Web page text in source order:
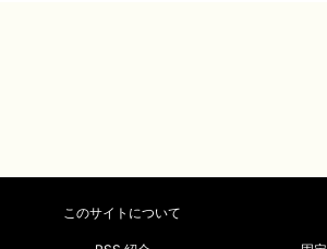
このサイトについて